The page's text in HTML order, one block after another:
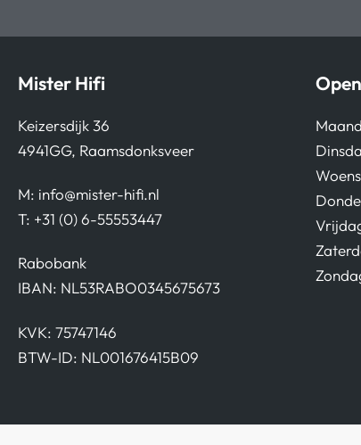
Mister Hifi
Keizersdijk 36
4941GG, Raamsdonksveer
M: info@mister-hifi.nl
T: +31 (0) 6-55553447
Rabobank
IBAN: NL53RABO0345675673
KVK: 75747146
BTW-ID: NL001676415B09